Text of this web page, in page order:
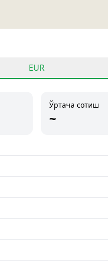
EUR
Ўртача сотиш
~